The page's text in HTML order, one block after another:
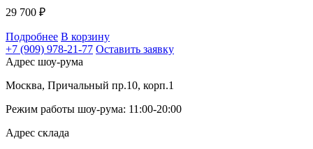
29 700 ₽
Подробнее В корзину
+7 (909) 978-21-77 Оставить заявку
Адрес шоу-рума
Москва, Причальный пр.10, корп.1
Режим работы шоу-рума: 11:00-20:00
Адрес склада